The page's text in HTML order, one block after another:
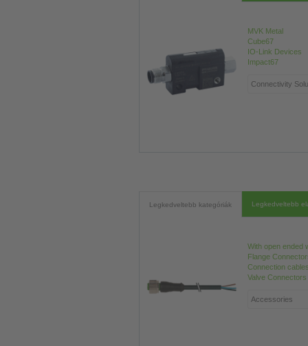
MVK Metal
Cube67
IO-Link Devices
Impact67
Legkedveltebb kategóriák Legkedveltebb
With open ended
Flange
Connection
Valve Connectors